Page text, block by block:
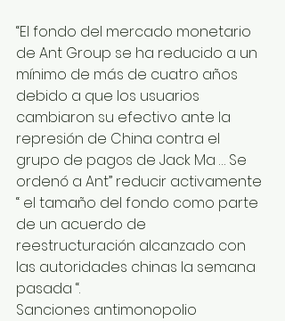
“El fondo del mercado monetario
de Ant Group se ha reducido a un
mínimo de más de cuatro años
debido a que los usuarios
cambiaron su efectivo ante la
represión de China contra el
grupo de pagos de Jack Ma … Se
ordenó a Ant” reducir activamente
“ el tamaño del fondo como parte
de un acuerdo de
reestructuración alcanzado con
las autoridades chinas la semana
pasada “.
Sanciones antimonopolio